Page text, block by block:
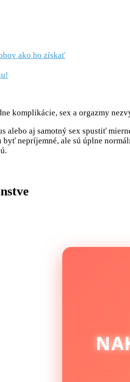
ako ho získať
komplikácie, sex a orgazmy
alebo aj samotný sex spustiť
nepríjemné, ale sú úplne